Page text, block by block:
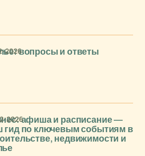
вопросы и ответы
2026
афиша и расписание —
гид по ключевым событиям в
недвижимости и
2026